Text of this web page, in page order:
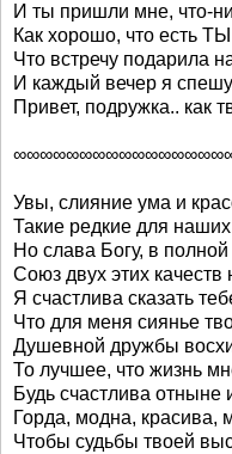
И ты пришли мне, что-
Как хорошо, что есть
Что встречу подарила
И каждый вечер я
Привет, подружка.. как
Увы, слияние ума и
Такие редкие для
Но слава Богу, в
Союз двух этих качеств
Я счастлива сказать
Что для меня сиянье
Душевной дружбы
То лучшее, что жизнь
Будь счастлива отныне
Горда, модна, красива,
Чтобы судьбы твоей